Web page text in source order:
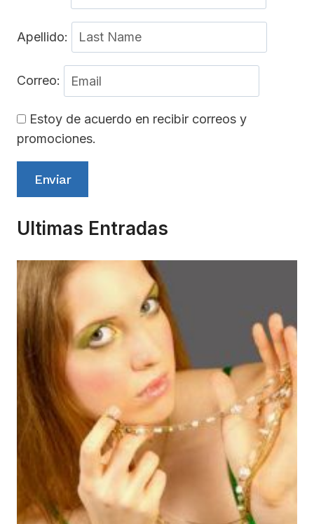
Apellido:
Correo:
Estoy de acuerdo en recibir correos y
promociones.
Enviar
Ultimas Entradas